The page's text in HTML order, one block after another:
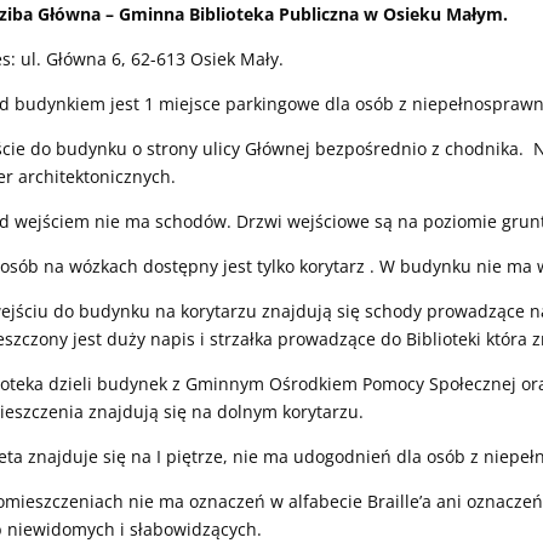
Główna – Gminna Biblioteka Publiczna w Osieku Małym.
ul. Główna 6, 62-613 Osiek Mały.
budynkiem jest 1 miejsce parkingowe dla osób z
do budynku o strony ulicy Głównej bezpośrednio z
architektonicznych.
wejściem nie ma schodów. Drzwi wejściowe są na poziomie
na wózkach dostępny jest tylko korytarz . W budynku nie
do budynku na korytarzu znajdują się schody prowadzące
jest duży napis i strzałka prowadzące do Biblioteki która
dzieli budynek z Gminnym Ośrodkiem Pomocy Społecznej
znajdują się na dolnym korytarzu.
znajduje się na I piętrze, nie ma udogodnień dla osób z
nie ma oznaczeń w alfabecie Braille’a ani
niewidomych i słabowidzących.